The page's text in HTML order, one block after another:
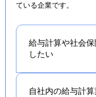
ている企業です。
給与計算や社会
したい
自社内の給与計